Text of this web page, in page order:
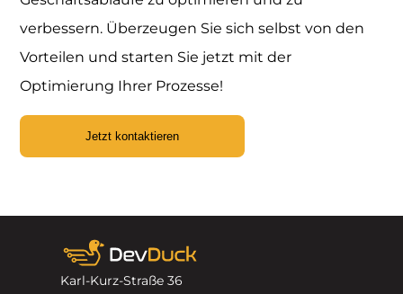
verbessern. Überzeugen Sie sich selbst von den
Vorteilen und starten Sie jetzt mit der
Optimierung Ihrer Prozesse!
Jetzt kontaktieren
Karl-Kurz-Straße 36